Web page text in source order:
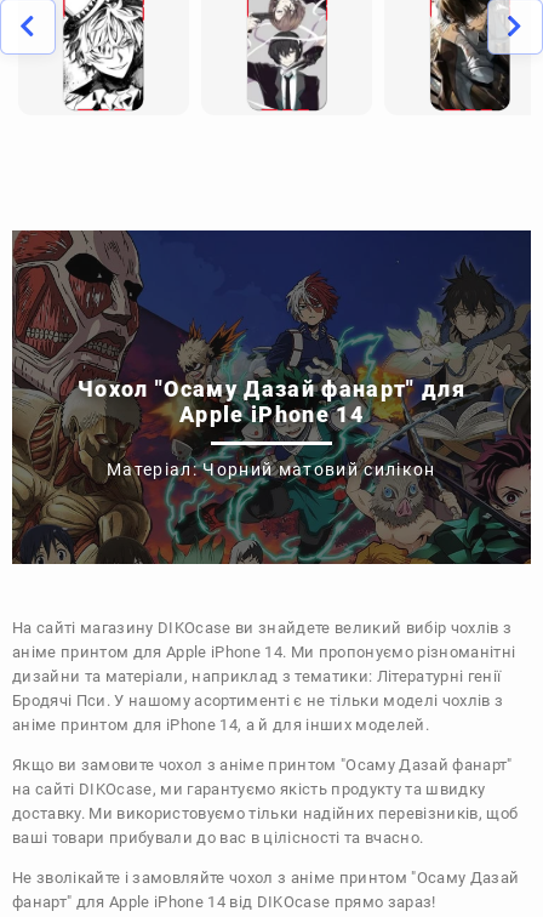
Чохол "Осаму Дазай фанарт" для
Apple iPhone 14
Матеріал: Чорний матовий силікон
На сайті магазину DIKOcase ви знайдете великий вибір чохлів з
аніме принтом для Apple iPhone 14. Ми пропонуємо різноманітні
дизайни та матеріали, наприклад з тематики: Літературні генії
Бродячі Пси . У нашому асортименті є не тільки моделі чохлів з
аніме принтом для iPhone 14, а й для інших моделей.
Якщо ви замовите чохол з аніме принтом "Осаму Дазай фанарт"
на сайті DIKOcase, ми гарантуємо якість продукту та швидку
доставку. Ми використовуємо тільки надійних перевізників, щоб
ваші товари прибували до вас в цілісності та вчасно.
Не зволікайте і замовляйте чохол з аніме принтом "Осаму Дазай
фанарт" для Apple iPhone 14 від DIKOcase прямо зараз!